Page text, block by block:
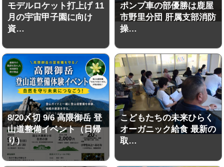
モデルロケット打上げ 11
月の宇宙甲子園に向け
資…
ポンプ車の部優勝は鹿屋
市野里分団 肝属支部消防
操…
8/20〆切 9/6 高隈御岳 登
山道整備イベント（日帰
り）
こどもたちの未来ひらく
オーガニック給食 最新の
取…